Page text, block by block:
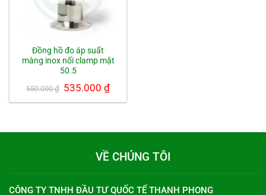
Đồng hồ đo áp suất
màng inox nối clamp mặt
50.5
550.000₫ Giá
gốc
là:
535.000 ₫Giá
hiện
tại
VỀ CHÚNG TÔI
CÔNG TY TNHH ĐẦU TƯ QUỐC TẾ THANH PHONG